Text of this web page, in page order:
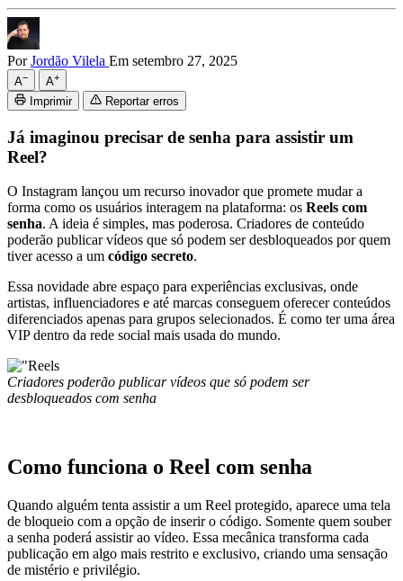
PorJordão Vilela Em setembro 27, 2025
A− A+
Imprimir Reportar erros
Já imaginou precisar de senha para assistir um
Reel?
O Instagram lançou um recurso inovador que promete mudar a
forma como os usuários interagem na plataforma: os Reels com
senha. A ideia é simples, mas poderosa. Criadores de conteúdo
poderão publicar vídeos que só podem ser desbloqueados por quem
tiver acesso a um código secreto.
Essa novidade abre espaço para experiências exclusivas, onde
artistas, influenciadores e até marcas conseguem oferecer conteúdos
diferenciados apenas para grupos selecionados. É como ter uma área
VIP dentro da rede social mais usada do mundo.
Criadores poderão publicar vídeos que só podem ser
desbloqueados com senha
Como funciona o Reel com senha
Quando alguém tenta assistir a um Reel protegido, aparece uma tela
de bloqueio com a opção de inserir o código. Somente quem souber
a senha poderá assistir ao vídeo. Essa mecânica transforma cada
publicação em algo mais restrito e exclusivo, criando uma sensação
de mistério e privilégio.